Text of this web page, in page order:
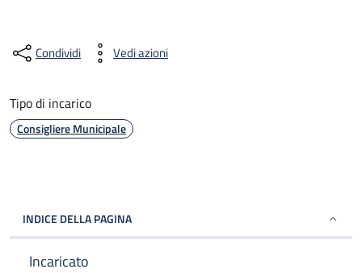
Condividi Vedi azioni
Tipo di incarico
Consigliere Municipale
INDICE DELLA PAGINA
Incaricato